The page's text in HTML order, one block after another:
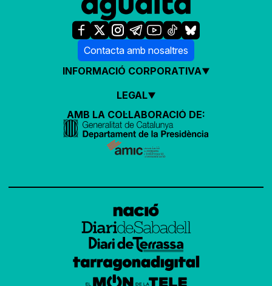
Contacta amb nosaltres
INFORMACIÓ CORPORATIVA
LEGAL
AMB LA COL·LABORACIÓ DE: